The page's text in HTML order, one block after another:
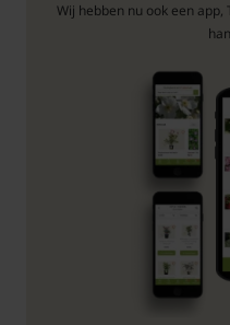
Wij hebben nu ook een